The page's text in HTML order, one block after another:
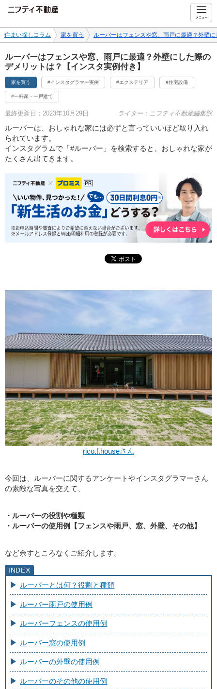
メニュー
住まい探しコラム 家を買う ルーバーはフェンスや窓、雨戸に最適？外壁
ルーバーはフェンスや窓、雨戸に最適？外壁にした際の
デメリットは？【インスタ実例付き】
家を買う #インスタグラマー実例 #エクステリア #住宅設備
#一軒家・一戸建て
最終更新日：2023年10月29日 ライター：ニフティ不動産編集部
ルーバーは、おしゃれな家には必ずと言っていいほど取り入れ
られています。
インスタグラムで「#ルーバー」を検索すると、おしゃれな家が
たくさん出てきます。
rico.f.houseさん
今回は、ルーバーに関するアンケートやインスタグラマーさん
の素敵な写真を交えて、
・ルーバーの役割や種類
・ルーバーの使用例【フェンスや雨戸、窓、外壁、その他】
など余すところなくご紹介します。
ルーバーとは何？役割と種類
ルーバー雨戸の使用例
ルーバーフェンスの使用例
ルーバー窓の使用例
ルーバーの外壁の使用例
ルーバーのその他の使用例